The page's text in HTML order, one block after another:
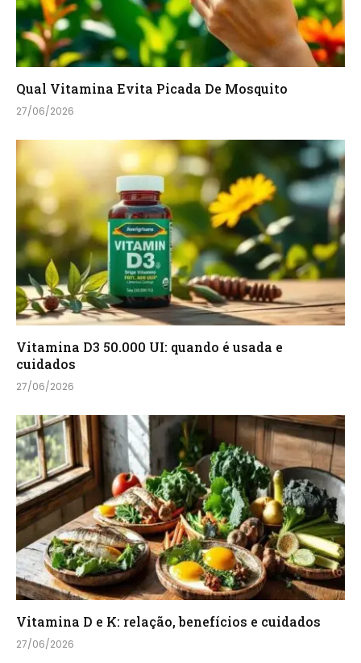
Qual Vitamina Evita Picada De Mosquito
27/06/2026
Vitamina D3 50.000 UI: quando é usada e
cuidados
27/06/2026
Vitamina D e K: relação, benefícios e cuidados
27/06/2026